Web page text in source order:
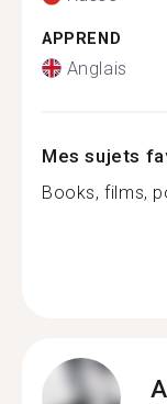
APPREND
Anglais
Mes sujets
Books, films,